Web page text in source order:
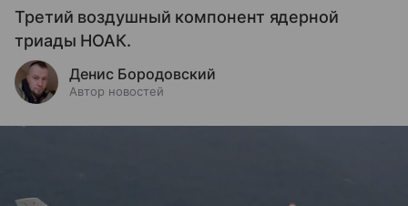
Третий воздушный компонент ядерной
триады НОАК.
Денис Бородовский
Автор новостей